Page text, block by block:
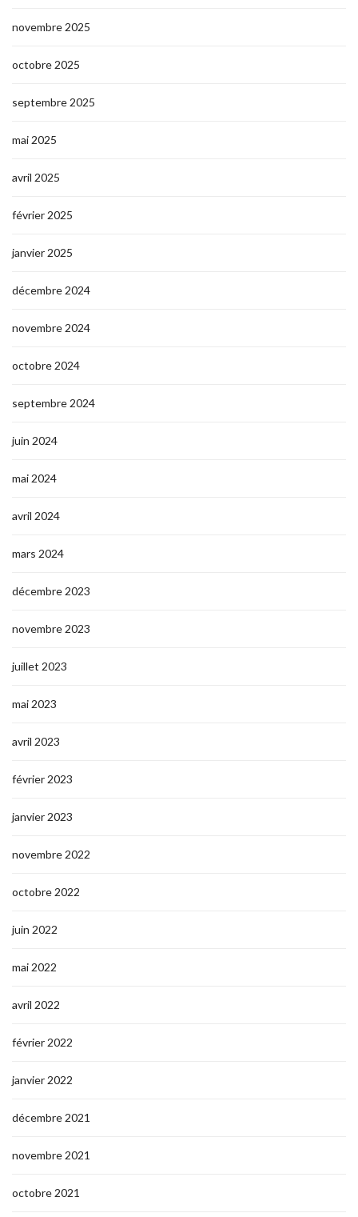
novembre 2025
octobre 2025
septembre 2025
mai 2025
avril 2025
février 2025
janvier 2025
décembre 2024
novembre 2024
octobre 2024
septembre 2024
juin 2024
mai 2024
avril 2024
mars 2024
décembre 2023
novembre 2023
juillet 2023
mai 2023
avril 2023
février 2023
janvier 2023
novembre 2022
octobre 2022
juin 2022
mai 2022
avril 2022
février 2022
janvier 2022
décembre 2021
novembre 2021
octobre 2021